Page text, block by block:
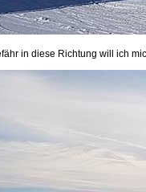
in diese Richtung will ich